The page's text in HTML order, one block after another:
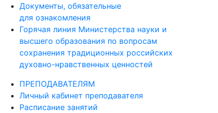
Документы, обязательные
для ознакомления
Горячая линия Министерства науки и
высшего образования по вопросам
сохранения традиционных российских
духовно-нравственных ценностей
ПРЕПОДАВАТЕЛЯМ
Личный кабинет преподавателя
Расписание занятий